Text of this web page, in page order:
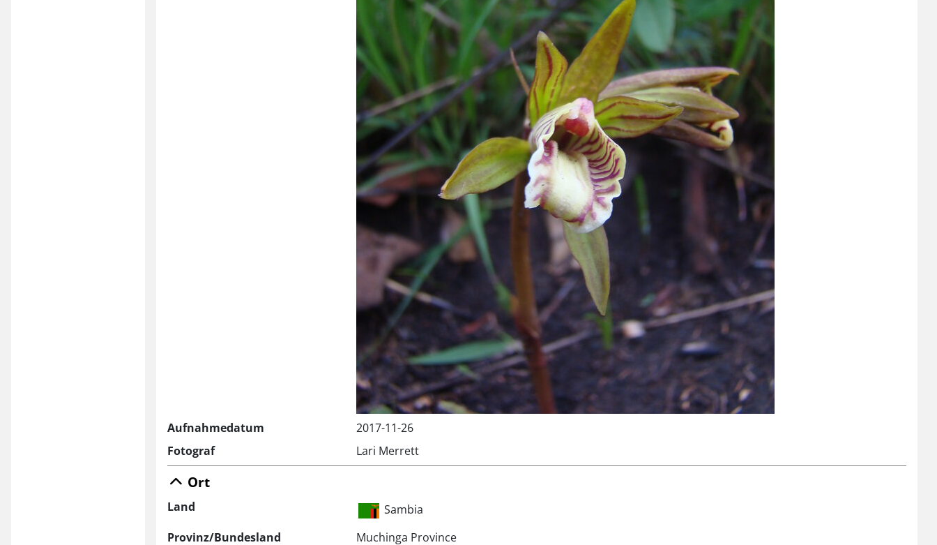
Aufnahmedatum
2017-11-26
Fotograf
Lari Merrett
Ort
Land
Sambia
Provinz/Bundesland
Muchinga Province